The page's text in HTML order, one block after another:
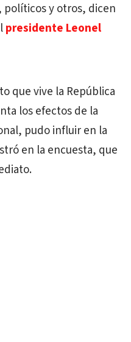
y otros, dicen
presidente Leonel
que vive la República
los efectos de la
pudo influir en la
en la encuesta, que